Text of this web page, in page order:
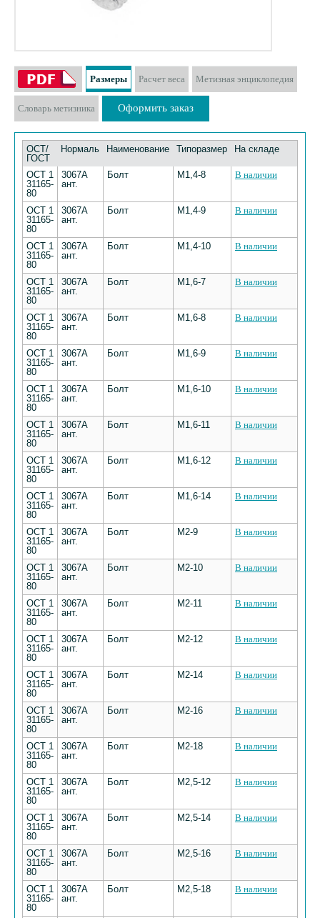
Размеры Расчет веса Метизная энциклопедия
Словарь метизника Оформить заказ
ОСТ/
ГОСТ
Нормаль Наименование Типоразмер На складе
ОСТ 1
31165-
80
3067А
ант.
Болт М1,4-8 В наличии
ОСТ 1
31165-
80
3067А
ант.
Болт М1,4-9 В наличии
ОСТ 1
31165-
80
3067А
ант.
Болт М1,4-10 В наличии
ОСТ 1
31165-
80
3067А
ант.
Болт М1,6-7 В наличии
ОСТ 1
31165-
80
3067А
ант.
Болт М1,6-8 В наличии
ОСТ 1
31165-
80
3067А
ант.
Болт М1,6-9 В наличии
ОСТ 1
31165-
80
3067А
ант.
Болт М1,6-10 В наличии
ОСТ 1
31165-
80
3067А
ант.
Болт М1,6-11 В наличии
ОСТ 1
31165-
80
3067А
ант.
Болт М1,6-12 В наличии
ОСТ 1
31165-
80
3067А
ант.
Болт М1,6-14 В наличии
ОСТ 1
31165-
80
3067А
ант.
Болт М2-9 В наличии
ОСТ 1
31165-
80
3067А
ант.
Болт М2-10 В наличии
ОСТ 1
31165-
80
3067А
ант.
Болт М2-11 В наличии
ОСТ 1
31165-
80
3067А
ант.
Болт М2-12 В наличии
ОСТ 1
31165-
80
3067А
ант.
Болт М2-14 В наличии
ОСТ 1
31165-
80
3067А
ант.
Болт М2-16 В наличии
ОСТ 1
31165-
80
3067А
ант.
Болт М2-18 В наличии
ОСТ 1
31165-
80
3067А
ант.
Болт М2,5-12 В наличии
ОСТ 1
31165-
80
3067А
ант.
Болт М2,5-14 В наличии
ОСТ 1
31165-
80
3067А
ант.
Болт М2,5-16 В наличии
ОСТ 1
31165-
80
3067А
ант.
Болт М2,5-18 В наличии